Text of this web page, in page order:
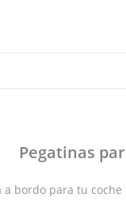
Pegatinas
bordo para tu